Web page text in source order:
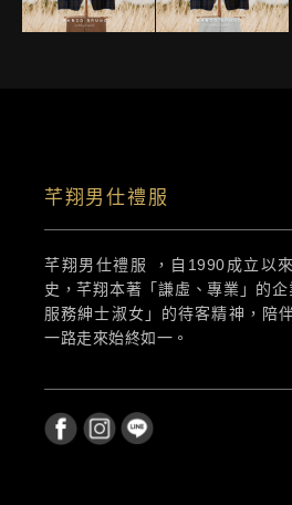
芊翔男仕禮服
芊翔男仕禮服 ，自1990成立以
史，芊翔本著「謙虛、專業」的
服務紳士淑女」的待客精神，陪
一路走來始終如一。